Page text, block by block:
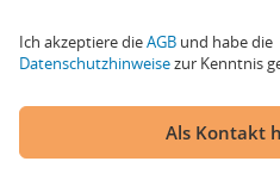
Ich akzeptiere dieAGB und habe die
Datenschutzhinweisezur Kenntnis
Als Kontakt